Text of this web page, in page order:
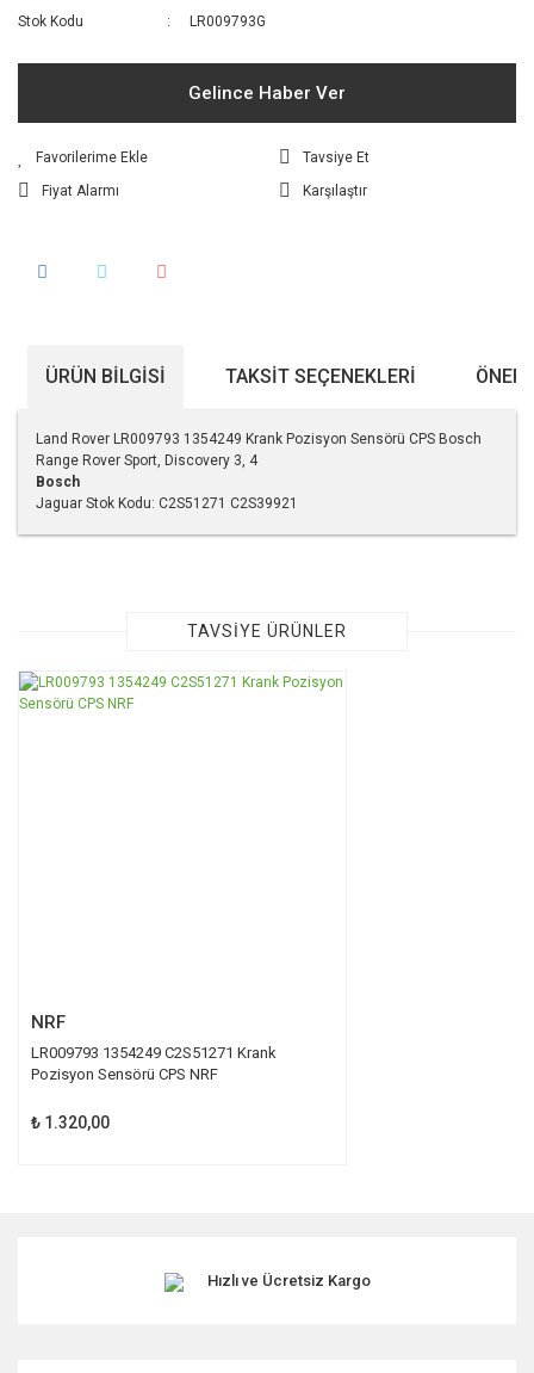
Stok Kodu
LR009793G
Gelince Haber Ver
Tavsiye Et
Fiyat Alarmı
Karşılaştır
ÜRÜN BILGISI TAKSIT SEÇENEKLERI
Land Rover LR009793 1354249 Krank Pozisyon Sensörü CPS Bosch
Range Rover Sport, Discovery 3, 4
Bosch
Jaguar Stok Kodu: C2S51271 C2S39921
Görüş ve önerileriniz için teşekkür ederiz.
Ürün resmi kalitesiz, bozuk veya görüntülenemiyor.
TAVSİYE ÜRÜNLER
TÜKENDİ
NRF
LR009793 1354249 C2S51271 Krank
Pozisyon Sensörü CPS NRF
₺ 1.320,00
Hızlı ve Ücretsiz Kargo